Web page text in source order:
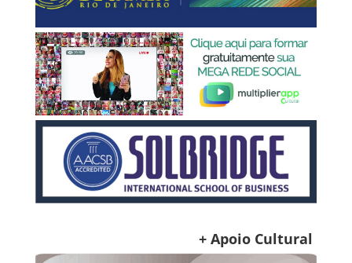
+ Apoio Cultural